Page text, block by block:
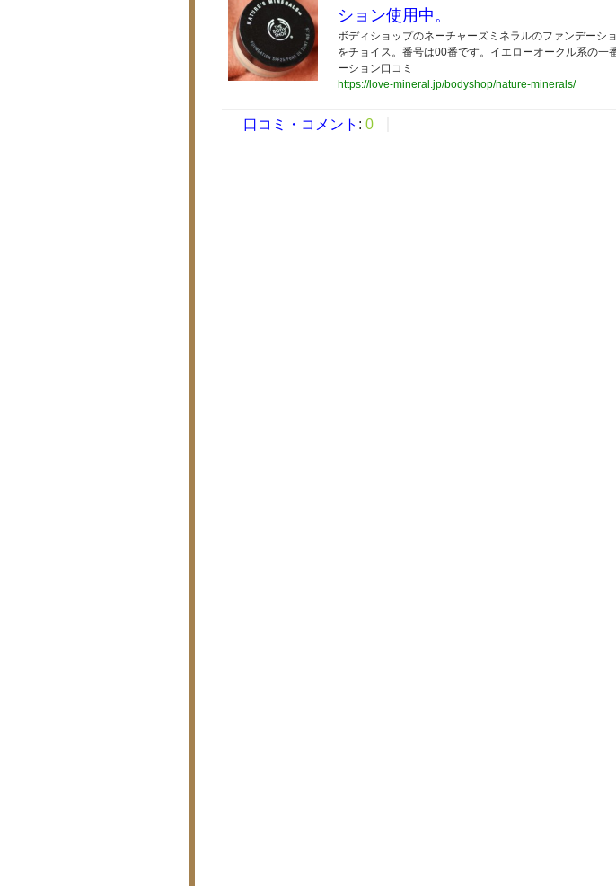
ション使用中。
ボディショップのネーチャーズミネラルのファンデーシ
をチョイス。番号は00番です。イエローオークル系の一
ーション口コミ
https://love-mineral.jp/bodyshop/nature-minerals/
口コミ・コメント : 0